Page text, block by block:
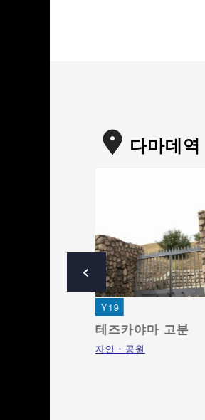
다마데
Y19
테즈카야마 고분
자연・공원